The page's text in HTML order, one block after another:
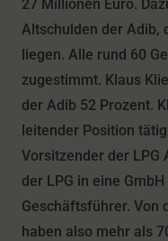
27 Millionen Euro.
Altschulden der Adib,
liegen. Alle rund 60
zugestimmt. Klaus
der Adib 52 Prozent.
leitender Position
Vorsitzender der LPG
der LPG in eine
Geschäftsführer. Von
haben also mehr als